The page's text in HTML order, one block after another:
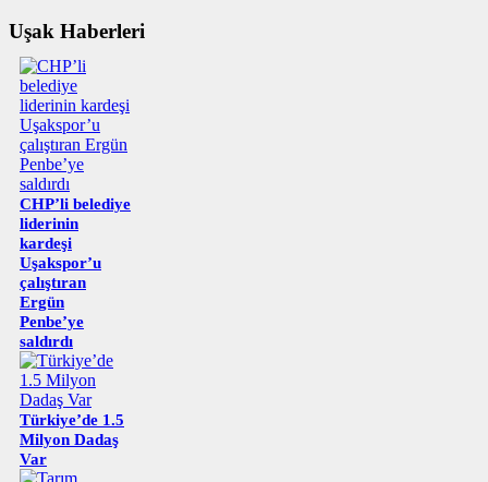
Uşak Haberleri
CHP’li belediye
liderinin
kardeşi
Uşakspor’u
çalıştıran
Ergün
Penbe’ye
saldırdı
Türkiye’de 1.5
Milyon Dadaş
Var